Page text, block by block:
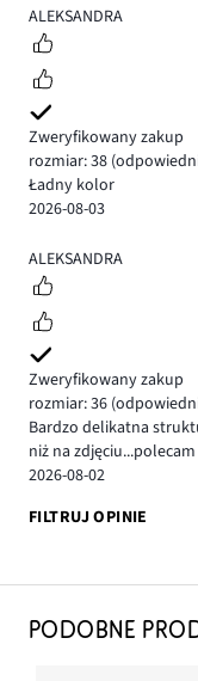
5
ALEKSANDRA
Zweryfikowany zakup
rozmiar: 38
Ładny kolor
2026-08-03
5
ALEKSANDRA
Zweryfikowany zakup
rozmiar: 36
Bardzo delikatna
niż na zdjęciu...polecam
2026-08-02
FILTRUJ OPINIE
PODOBNE